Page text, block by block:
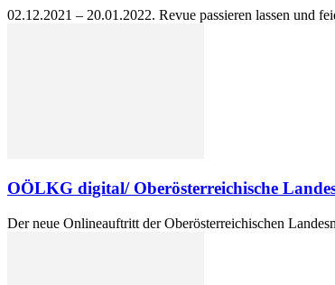
02.12.2021 – 20.01.2022. Revue passieren lassen und
OÖLKG digital/ Oberösterreichische
Der neue Onlineauftritt der Oberösterreichischen